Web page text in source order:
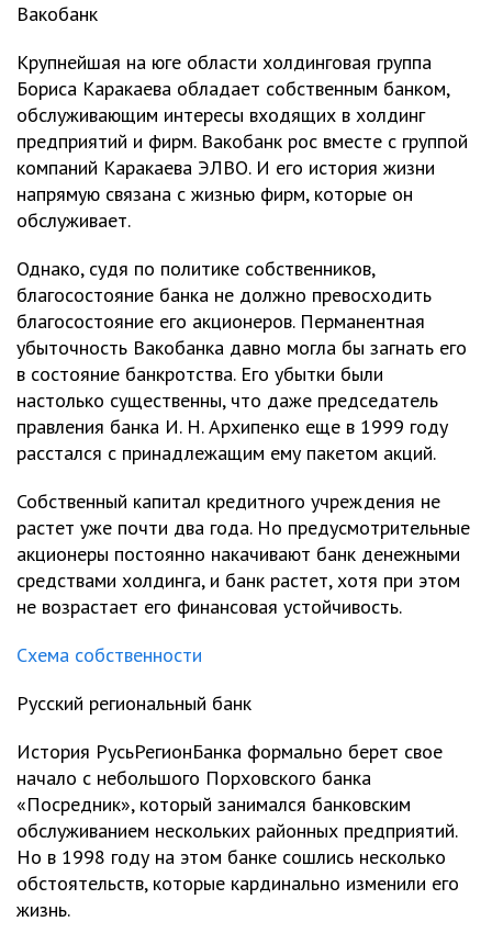
Вакобанк
Крупнейшая на юге области холдинговая группа
Бориса Каракаева обладает собственным банком,
обслуживающим интересы входящих в холдинг
предприятий и фирм. Вакобанк рос вместе с группой
компаний Каракаева ЭЛВО. И его история жизни
напрямую связана с жизнью фирм, которые он
обслуживает.
Однако, судя по политике собственников,
благосостояние банка не должно превосходить
благосостояние его акционеров. Перманентная
убыточность Вакобанка давно могла бы загнать его
в состояние банкротства. Его убытки были
настолько существенны, что даже председатель
правления банка И. Н. Архипенко еще в 1999 году
расстался с принадлежащим ему пакетом акций.
Собственный капитал кредитного учреждения не
растет уже почти два года. Но предусмотрительные
акционеры постоянно накачивают банк денежными
средствами холдинга, и банк растет, хотя при этом
не возрастает его финансовая устойчивость.
Схема собственности
Русский региональный банк
История РусьРегионБанка формально берет свое
начало с небольшого Порховского банка
«Посредник», который занимался банковским
обслуживанием нескольких районных предприятий.
Но в 1998 году на этом банке сошлись несколько
обстоятельств, которые кардинально изменили его
жизнь.